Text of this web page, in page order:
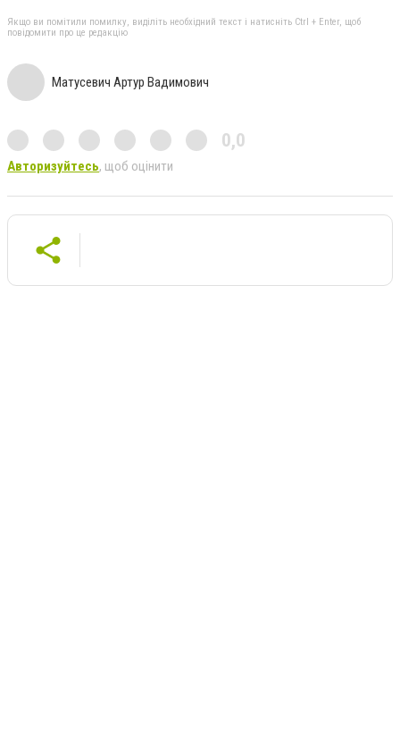
Якщо ви помітили помилку, виділіть необхідний текст і натисніть Ctrl + Enter, щоб
повідомити про це редакцію
Матусевич Артур Вадимович
0,0
Авторизуйтесь, щоб оцінити